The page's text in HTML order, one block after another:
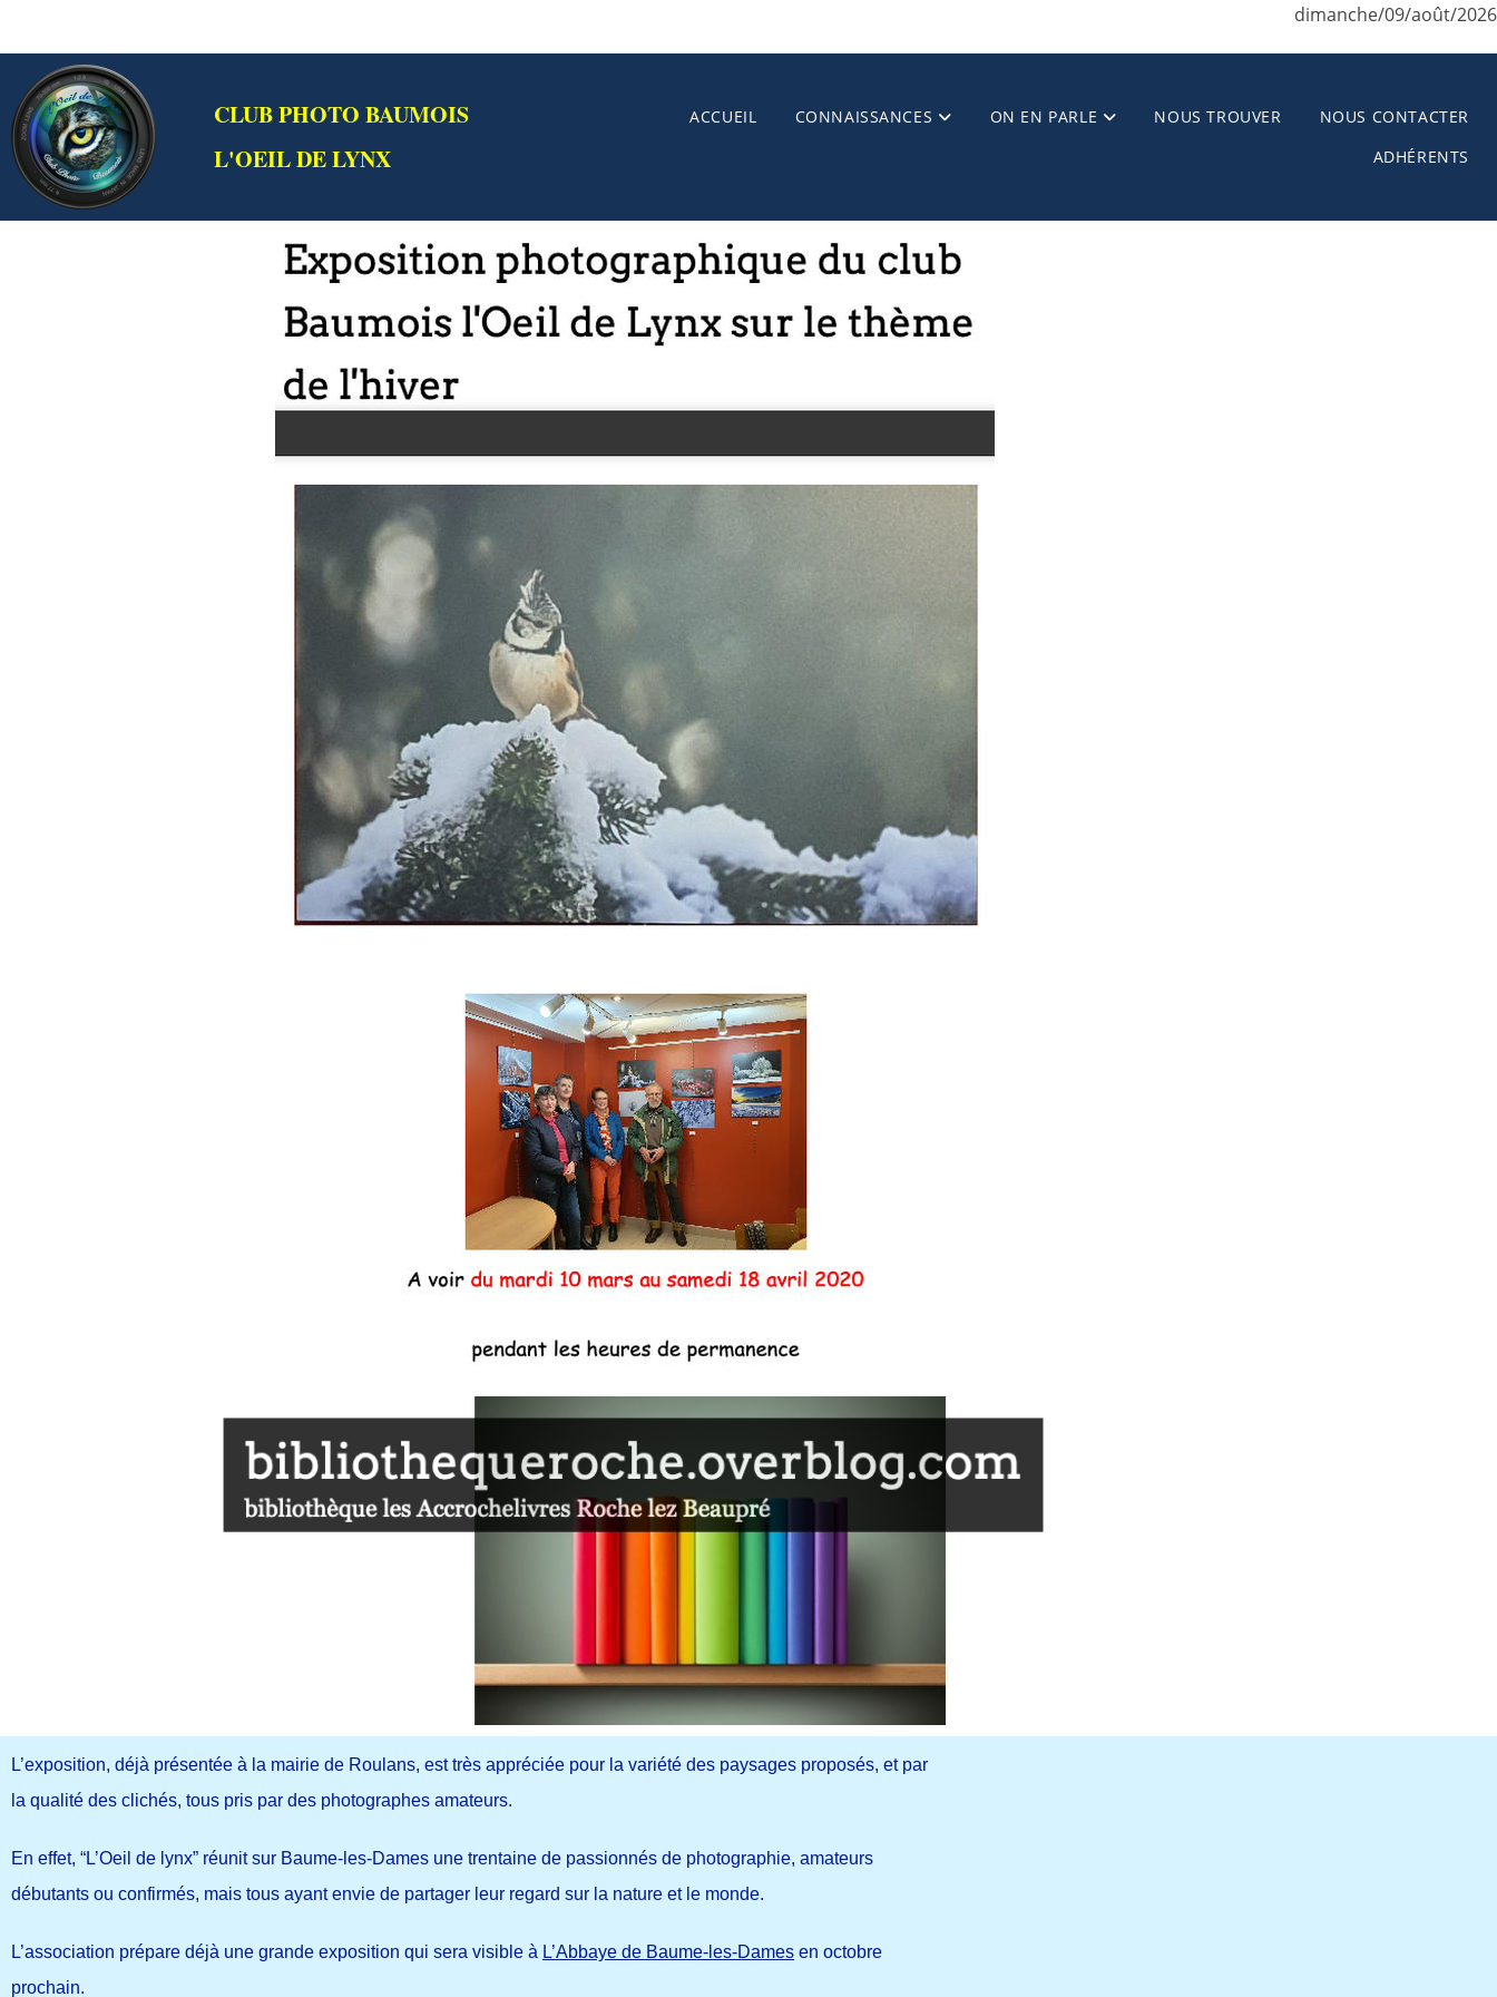
dimanche/09/août/2026
CLUB PHOTO BAUMOIS
L'OEIL DE LYNX
ACCUEIL CONNAISSANCES ON EN PARLE NOUS TROUVER
NOUS CONTACTER
ADHÉRENTS
L’exposition, déjà présentée à la mairie de Roulans, est très appréciée pour la variété des paysages proposés, et par
la qualité des clichés, tous pris par des photographes amateurs.
En effet, “L’Oeil de lynx” réunit sur Baume-les-Dames une trentaine de passionnés de photographie, amateurs
débutants ou confirmés, mais tous ayant envie de partager leur regard sur la nature et le monde.
L’association prépare déjà une grande exposition qui sera visible à L’Abbaye de Baume-les-Dames en octobre
prochain.